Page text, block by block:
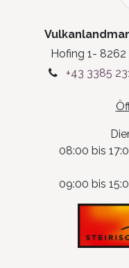
Hofing 1-
+43 3385
08:00 bis
09:00 bis